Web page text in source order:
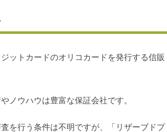
ットカードのオリコカードを発行する信販
ノウハウは豊富な保証会社です。
を行う条件は不明ですが、「リザーブドプ